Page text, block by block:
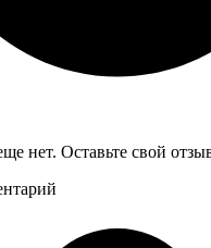
нет. Оставьте свой